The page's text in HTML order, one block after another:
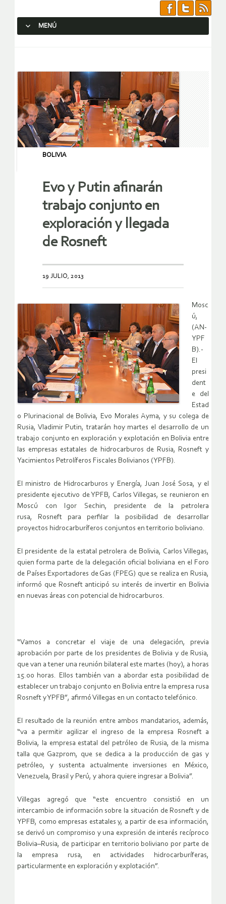
MENÚ
BOLIVIA
Evo y Putin afinarán
trabajo conjunto en
exploración y llegada
de Rosneft
19 JULIO, 2013
Mosc
ú,
(AN-
YPF
B).-
El
presi
dent
e del
Estad
o Plurinacional de Bolivia, Evo Morales Ayma, y su colega de
Rusia, Vladimir Putin, tratarán hoy martes el desarrollo de un
trabajo conjunto en exploración y explotación en Bolivia entre
las empresas estatales de hidrocarburos de Rusia, Rosneft y
Yacimientos Petrolíferos Fiscales Bolivianos (YPFB).
El ministro de Hidrocarburos y Energía, Juan José Sosa, y el
presidente ejecutivo de YPFB, Carlos Villegas, se reunieron en
Moscú con Igor Sechin, presidente de la petrolera
rusa,
Rosneft para perfilar la posibilidad de desarrollar
proyectos hidrocarburíferos conjuntos en territorio boliviano.
El presidente de la estatal petrolera de Bolivia, Carlos Villegas,
quien forma parte de la delegación oficial boliviana en el Foro
de Países Exportadores de Gas (FPEG) que se realiza en Rusia,
informó que Rosneft anticipó su interés de invertir en Bolivia
en nuevas áreas con potencial de hidrocarburos.
“Vamos a concretar el viaje de una delegación, previa
aprobación por parte de los presidentes de Bolivia y de Rusia,
que van a tener una reunión bilateral este martes (hoy), a horas
15.00 horas. Ellos también van a abordar esta posibilidad de
establecer un trabajo conjunto en Bolivia entre la empresa rusa
Rosneft y YPFB”, afirmó Villegas en un contacto telefónico.
El resultado de la reunión entre ambos mandatarios, además,
“va a permitir agilizar el ingreso de la empresa Rosneft a
Bolivia, la empresa estatal del petróleo de Rusia, de la misma
talla que Gazprom, que se dedica a la producción de gas y
petróleo, y sustenta actualmente inversiones en México,
Venezuela, Brasil y Perú, y ahora quiere ingresar a Bolivia”.
Villegas agregó que “este encuentro consistió en un
intercambio de información sobre la situación de Rosneft y de
YPFB, como empresas estatales y, a partir de esa información,
se derivó un compromiso y una expresión de interés recíproco
Bolivia–Rusia, de participar en territorio boliviano por parte de
la empresa rusa, en actividades hidrocarburíferas,
particularmente en exploración y explotación”.